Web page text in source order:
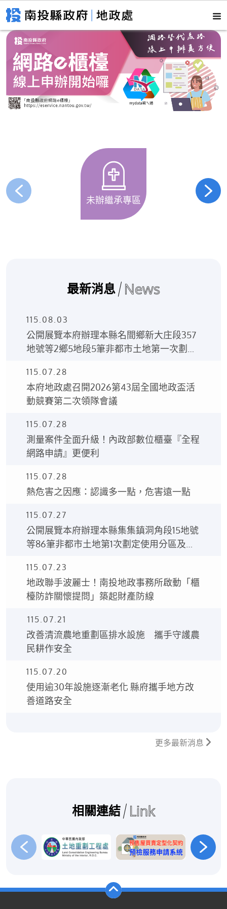
未辦繼承專區
最新消息 News
115.08.03
公開展覽本府辦理本縣名間鄉新大庄段357
地號等2鄉5地段5筆非都市土地第一次劃定
區編定圖、土地使用編定清冊。
115.07.28
本府地政處召開2026第43屆全國地政盃活
動競賽第二次領隊會議
115.07.28
測量案件全面升級！內政部數位櫃臺『全程
網路申請』更便利
115.07.28
熱危害之因應：認識多一點，危害遠一點
115.07.27
公開展覽本府辦理本縣集集鎮洞角段15地號
等86筆非都市土地第1次劃定使用分區及使
用編定清冊。
115.07.23
地政聯手波麗士！南投地政事務所啟動「櫃
檯防詐關懷提問」築起財產防線
115.07.21
改善清流農地重劃區排水設施 攜手守護農
民耕作安全
115.07.20
使用逾30年設施逐漸老化 縣府攜手地方改
善道路安全
更多最新消息
相關連結 Link